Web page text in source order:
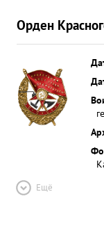
Орден
Ещё